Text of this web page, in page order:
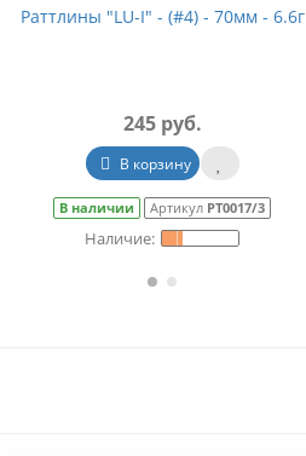
Раттлины "LU-I" - (#4) - 70мм - 6.6г
245 руб.
В корзину
В наличии Артикул РТ0017/3